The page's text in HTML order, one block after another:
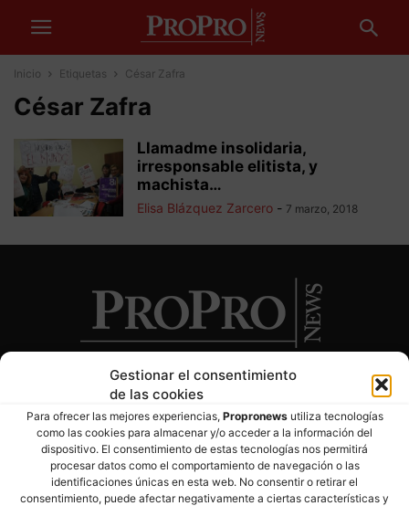
Gestionar el consentimiento
de las cookies
Para ofrecer las mejores experiencias, Propronewsutiliza tecnologías
como las cookies para almacenar y/o acceder a la información del
dispositivo. El consentimiento de estas tecnologías nos permitirá
procesar datos como el comportamiento de navegación o las
identificaciones únicas en esta web. No consentir o retirar el
consentimiento, puede afectar negativamente a ciertas características y
Inicio Etiquetas César Zafra
César Zafra
Llamadme insolidaria,
irresponsable elitista, y
machista…
Elisa Blázquez Zarcero - 7 marzo, 2018
SOBRE NOSOTROS
Director: José Mª Pagador- Subdirectora: Rosa Puch
José María Pagador Otero - Wikipedia